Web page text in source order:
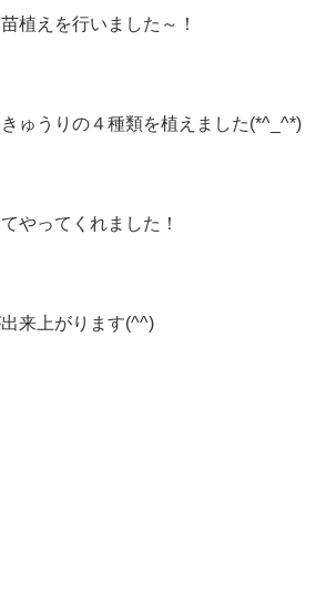
植えを行いました～！
ゅうりの４種類を植えました(*^_^*)
やってくれました！
来上がります(^^)